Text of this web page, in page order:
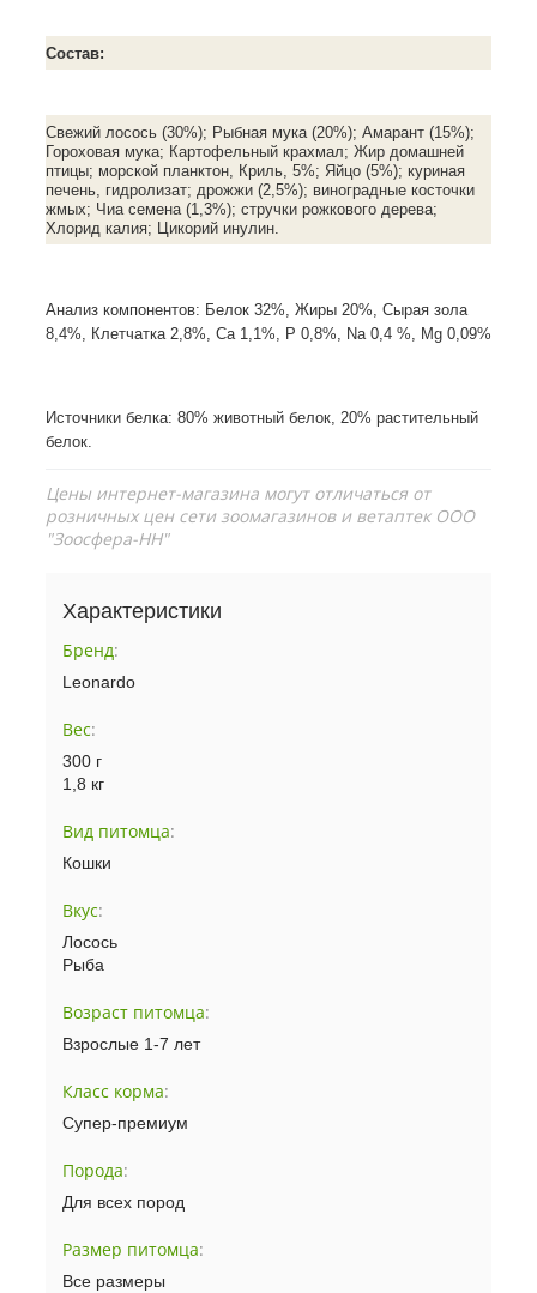
Состав:
Свежий лосось (30%); Рыбная мука (20%); Амарант (15%);
Гороховая мука; Картофельный крахмал; Жир домашней
птицы; морской планктон, Криль, 5%; Яйцо (5%); куриная
печень, гидролизат; дрожжи (2,5%); виноградные косточки
жмых; Чиа семена (1,3%); стручки рожкового дерева;
Хлорид калия; Цикорий инулин.
Анализ компонентов: Белок 32%, Жиры 20%, Сырая зола
8,4%, Клетчатка 2,8%, Са 1,1%, Р 0,8%, Na 0,4 %, Mg 0,09%
Источники белка: 80% животный белок, 20% растительный
белок.
Цены интернет-магазина могут отличаться от
розничных цен сети зоомагазинов и ветаптек ООО
"Зоосфера-НН"
Характеристики
Бренд:
Leonardo
Вес:
300 г
1,8 кг
Вид питомца:
Кошки
Вкус:
Лосось
Рыба
Возраст питомца:
Взрослые 1-7 лет
Класс корма:
Супер-премиум
Порода:
Для всех пород
Размер питомца:
Все размеры